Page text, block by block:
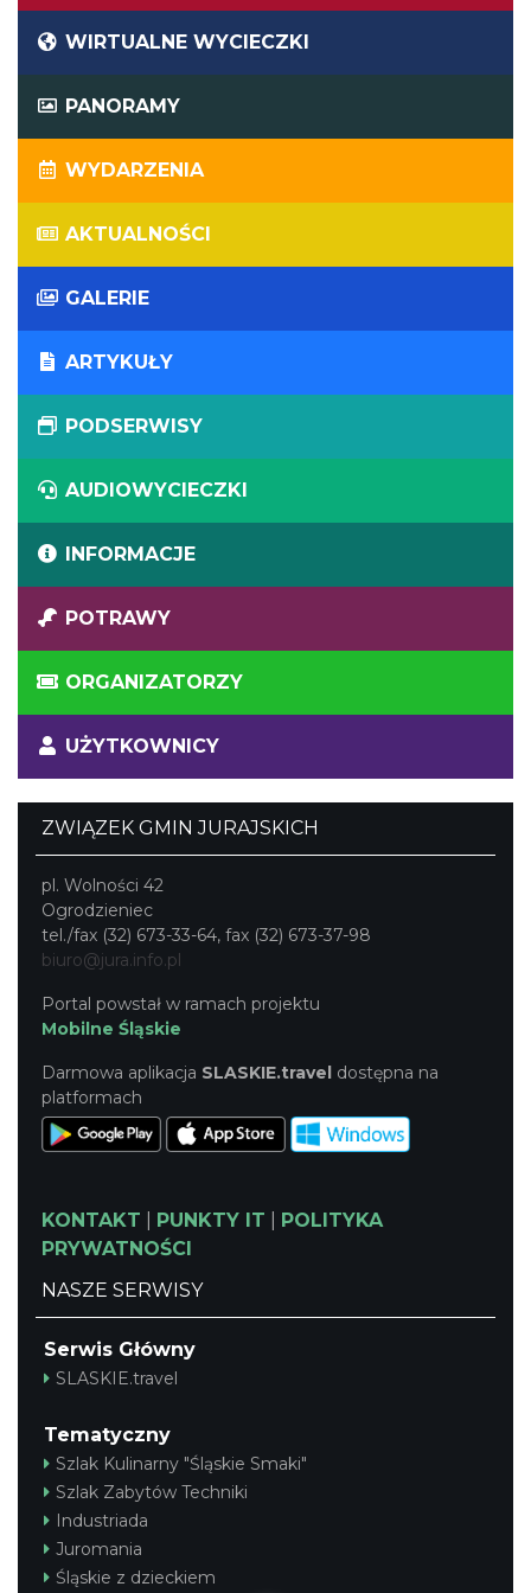
WIRTUALNE WYCIECZKI
PANORAMY
WYDARZENIA
AKTUALNOŚCI
GALERIE
ARTYKUŁY
PODSERWISY
AUDIOWYCIECZKI
INFORMACJE
POTRAWY
ORGANIZATORZY
UŻYTKOWNICY
ZWIĄZEK GMIN JURAJSKICH
pl. Wolności 42
Ogrodzieniec
tel./fax (32) 673-33-64, fax (32) 673-37-98
biuro@jura.info.pl
Portal powstał w ramach projektu
Mobilne Śląskie
Darmowa aplikacja SLASKIE.travel dostępna na
platformach
KONTAKT PUNKTY IT
POLITYKA
PRYWATNOŚCI
NASZE SERWISY
Serwis Główny
SLASKIE.travel
Tematyczny
Szlak Kulinarny "Śląskie Smaki"
Szlak Zabytów Techniki
Industriada
Juromania
Śląskie z dzieckiem